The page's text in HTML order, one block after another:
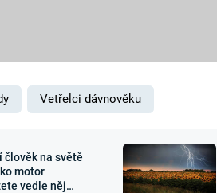
Zajímavosti
Vetřelci dávnověku
na světě
motor
vedle něj